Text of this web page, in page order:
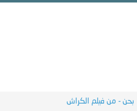
بحن - من فيلم الكراش